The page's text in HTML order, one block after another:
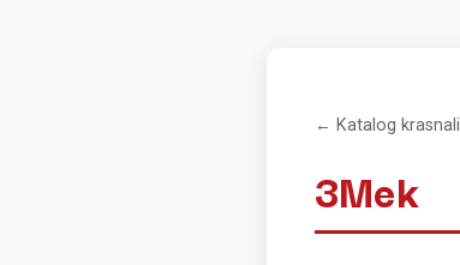
← Katalog krasnali
3Mek